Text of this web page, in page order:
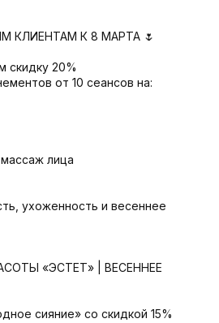
КЛИЕНТАМ К 8 МАРТА 🌷
скидку 20%
от 10 сеансов на:
лица
ухоженность и весеннее
«ЭСТЕТ» | ВЕСЕННЕЕ
сияние» со скидкой 15%